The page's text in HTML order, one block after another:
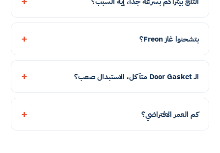
بتشحنوا غاز Freon؟
الـ Door Gasket متآكل، الاستبدال صعب؟
كم العمر الافتراضي؟